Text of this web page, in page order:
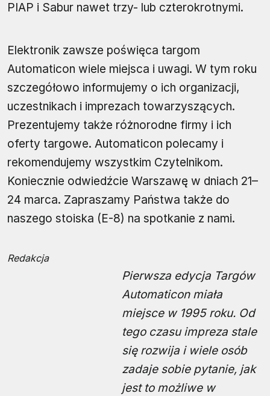
PIAP i Sabur nawet trzy- lub czterokrotnymi.
Elektronik zawsze poświęca targom
Automaticon wiele miejsca i uwagi. W tym roku
szczegółowo informujemy o ich organizacji,
uczestnikach i imprezach towarzyszących.
Prezentujemy także różnorodne firmy i ich
oferty targowe. Automaticon polecamy i
rekomendujemy wszystkim Czytelnikom.
Koniecznie odwiedźcie Warszawę w dniach 21–
24 marca. Zapraszamy Państwa także do
naszego stoiska (E-8) na spotkanie z nami.
Redakcja
Pierwsza edycja Targów
Automaticon miała
miejsce w 1995 roku. Od
tego czasu impreza stale
się rozwija i wiele osób
zadaje sobie pytanie, jak
jest to możliwe w